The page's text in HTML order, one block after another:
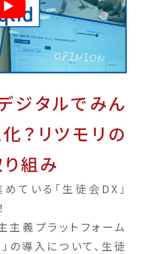
ジタルでみん
？リツモリの
組み
ている「生徒会DX」
主義プラットフォーム
の導入について、生徒